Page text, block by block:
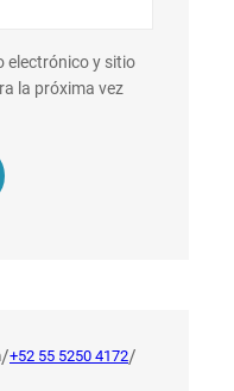
electrónico y sitio
la próxima vez
/+52 55 5250 4172/